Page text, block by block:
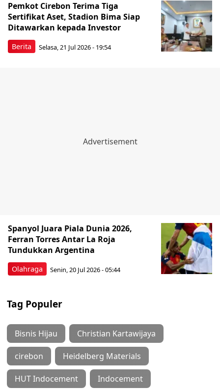
Berita
Pemkot Cirebon Terima Tiga
Sertifikat Aset, Stadion Bima Siap
Ditawarkan kepada Investor
Selasa, 21 Jul 2026 - 19:54
Olahraga
Spanyol Juara Piala Dunia 2026,
Ferran Torres Antar La Roja
Tundukkan Argentina
Senin, 20 Jul 2026 - 05:44
Tag Populer
Bisnis Hijau Christian Kartawijaya
cirebon Heidelberg Materials
HUT Indocement Indocement